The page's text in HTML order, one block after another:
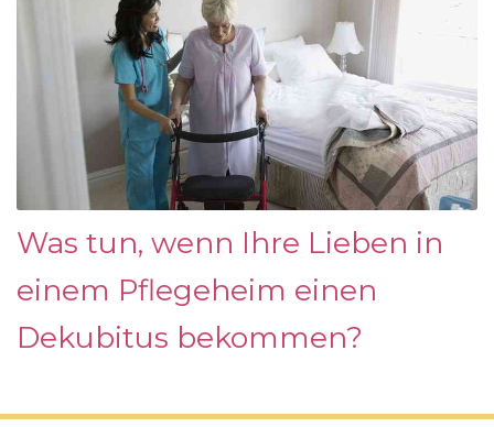
Was tun, wenn Ihre Lieben in
einem Pflegeheim einen
Dekubitus bekommen?